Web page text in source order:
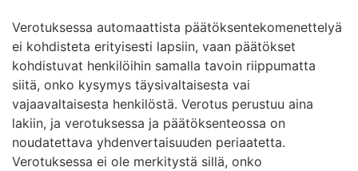
Verotuksessa automaattista päätöksentekomenettelyä
ei kohdisteta erityisesti lapsiin, vaan päätökset
kohdistuvat henkilöihin samalla tavoin riippumatta
siitä, onko kysymys täysivaltaisesta vai
vajaavaltaisesta henkilöstä. Verotus perustuu aina
lakiin, ja verotuksessa ja päätöksenteossa on
noudatettava yhdenvertaisuuden periaatetta.
Verotuksessa ei ole merkitystä sillä, onko